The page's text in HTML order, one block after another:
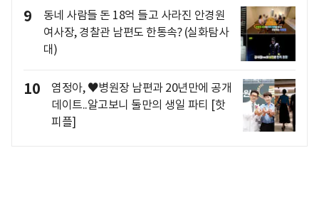
9
동네 사람들 돈 18억 들고 사라진 안경원
여사장, 경찰관 남편도 한통속? (실화탐사
대)
10
염정아, ♥병원장 남편과 20년만에 공개
데이트..알고보니 둘만의 생일 파티 [핫
피플]